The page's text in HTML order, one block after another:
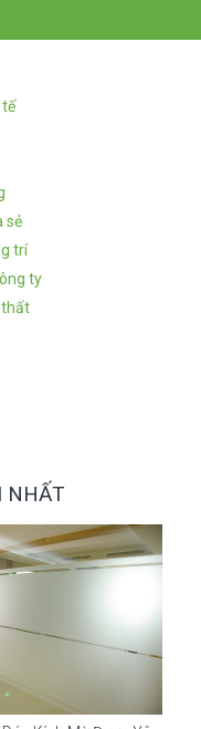
sẻ
trí
ty
thất
NHẤT